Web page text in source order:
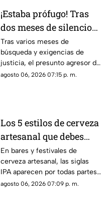
¡Estaba prófugo! Tras
dos meses de silencio
detuvieron a Jorge "N",
agresor de Paula
Tras varios meses de
búsqueda y exigencias de
justicia, el presunto agresor de
Paula Fajardo fue localizado y
agosto 06, 2026 07:15 p. m.
Los 5 estilos de cerveza
artesanal que debes
conocer
En bares y festivales de
cerveza artesanal, las siglas
IPA aparecen por todas partes.
Pero, ¿qué significa realmente
agosto 06, 2026 07:09 p. m.